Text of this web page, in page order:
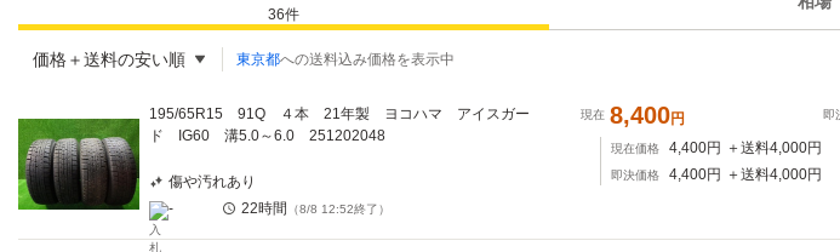
36件
価格＋送料の安い順 東京都への送料込み価格を表示中
195/65R15 91Q ４本 21年製 ヨコハマ アイスガー
ド IG60 溝5.0～6.0 251202048
現在 8,400円 即
現在価格 4,400円 ＋送料4,000円
即決価格 4,400円 ＋送料4,000円
傷や汚れあり
-
22時間 （8/8 12:52終了）